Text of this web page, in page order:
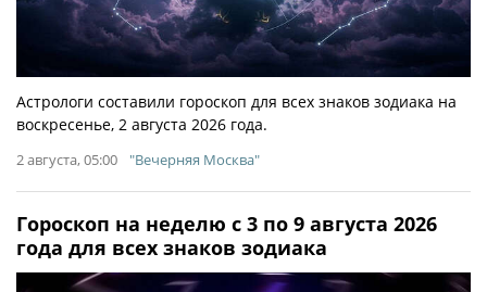
Астрологи составили гороскоп для всех знаков зодиака на
воскресенье, 2 августа 2026 года.
2 августа, 05:00 "Вечерняя Москва"
Гороскоп на неделю с 3 по 9 августа 2026
года для всех знаков зодиака